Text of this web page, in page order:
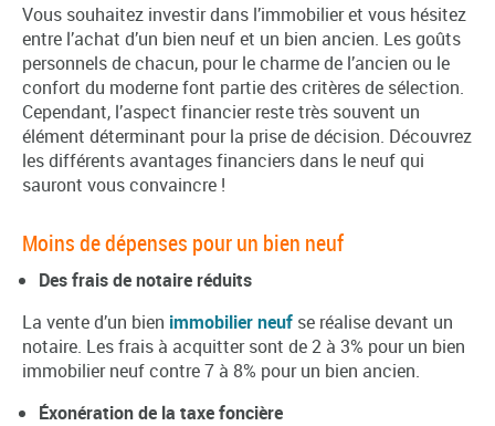
Vous souhaitez investir dans l’immobilier et vous hésitez
entre l’achat d’un bien neuf et un bien ancien. Les goûts
personnels de chacun, pour le charme de l’ancien ou le
confort du moderne font partie des critères de sélection.
Cependant, l’aspect financier reste très souvent un
élément déterminant pour la prise de décision. Découvrez
les différents avantages financiers dans le neuf qui
sauront vous convaincre !
Moins de dépenses pour un bien neuf
Des frais de notaire réduits
La vente d’un bien immobilier neuf se réalise devant un
notaire. Les frais à acquitter sont de 2 à 3% pour un bien
immobilier neuf contre 7 à 8% pour un bien ancien.
Éxonération de la taxe foncière